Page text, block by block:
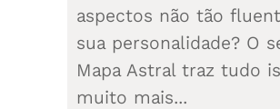
aspectos não tão
sua personalidade? O
Mapa Astral traz tudo
muito mais...